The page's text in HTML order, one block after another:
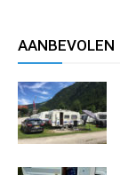
AANBEVOLEN